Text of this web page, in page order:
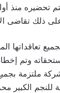
ذلك تقاضى
تعاقداتها
الكبير 75% من
ملتزمة
الكبير